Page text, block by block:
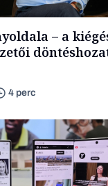
– a
4 perc